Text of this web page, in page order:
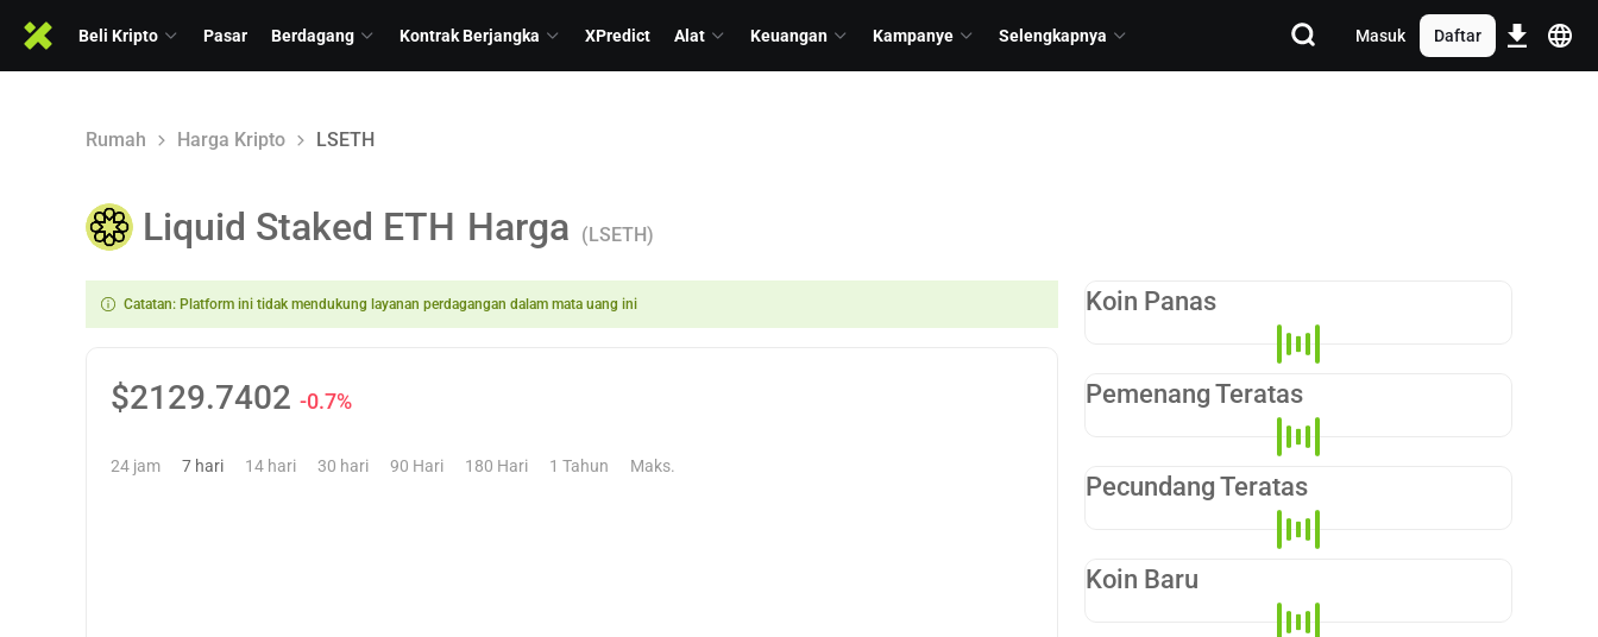
Beli Kripto Pasar Berdagang Kontrak Berjangka XPredict Alat Keuangan Kampanye Selengkapnya Masuk Daftar
Rumah Harga Kripto LSETH
Liquid Staked ETH Harga (LSETH)
Catatan: Platform ini tidak mendukung layanan perdagangan dalam mata uang ini
$2129.7402 -0.7%
24 jam 7 hari 14 hari 30 hari 90 Hari 180 Hari 1 Tahun Maks.
Koin Panas
Pemenang Teratas
Pecundang Teratas
Koin Baru